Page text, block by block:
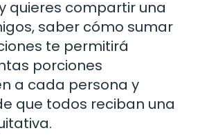
quieres compartir una
saber cómo sumar
te permitirá
porciones
a cada persona y
que todos reciban una